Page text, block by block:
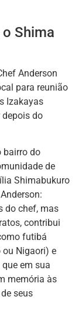
Shima
Anderson
para reunião
Izakayas
do
bairro do
de
Shimabukuro
do chef, mas
contribui
futibá
ou Nigaori) e
em sua
memória às
seus